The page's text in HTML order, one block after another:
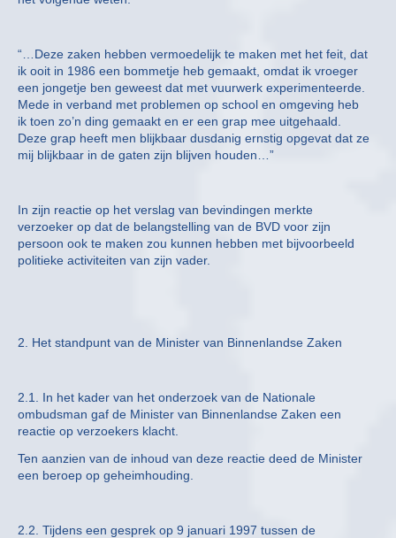
“…Deze zaken hebben vermoedelijk te maken met het feit, dat
ik ooit in 1986 een bommetje heb gemaakt, omdat ik vroeger
een jongetje ben geweest dat met vuurwerk experimenteerde.
Mede in verband met problemen op school en omgeving heb
ik toen zo’n ding gemaakt en er een grap mee uitgehaald.
Deze grap heeft men blijkbaar dusdanig ernstig opgevat dat ze
mij blijkbaar in de gaten zijn blijven houden…”
In zijn reactie op het verslag van bevindingen merkte
verzoeker op dat de belangstelling van de BVD voor zijn
persoon ook te maken zou kunnen hebben met bijvoorbeeld
politieke activiteiten van zijn vader.
2. Het standpunt van de Minister van Binnenlandse Zaken
2.1. In het kader van het onderzoek van de Nationale
ombudsman gaf de Minister van Binnenlandse Zaken een
reactie op verzoekers klacht.
Ten aanzien van de inhoud van deze reactie deed de Minister
een beroep op geheimhouding.
2.2. Tijdens een gesprek op 9 januari 1997 tussen de